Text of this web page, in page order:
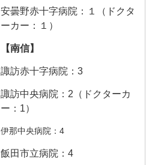
安曇野赤十字病院：１（ドクタ
ーカー：１）
【南信】
諏訪赤十字病院：3
諏訪中央病院：2（ドクターカ
ー：1）
伊那中央病院：4
飯田市立病院：4